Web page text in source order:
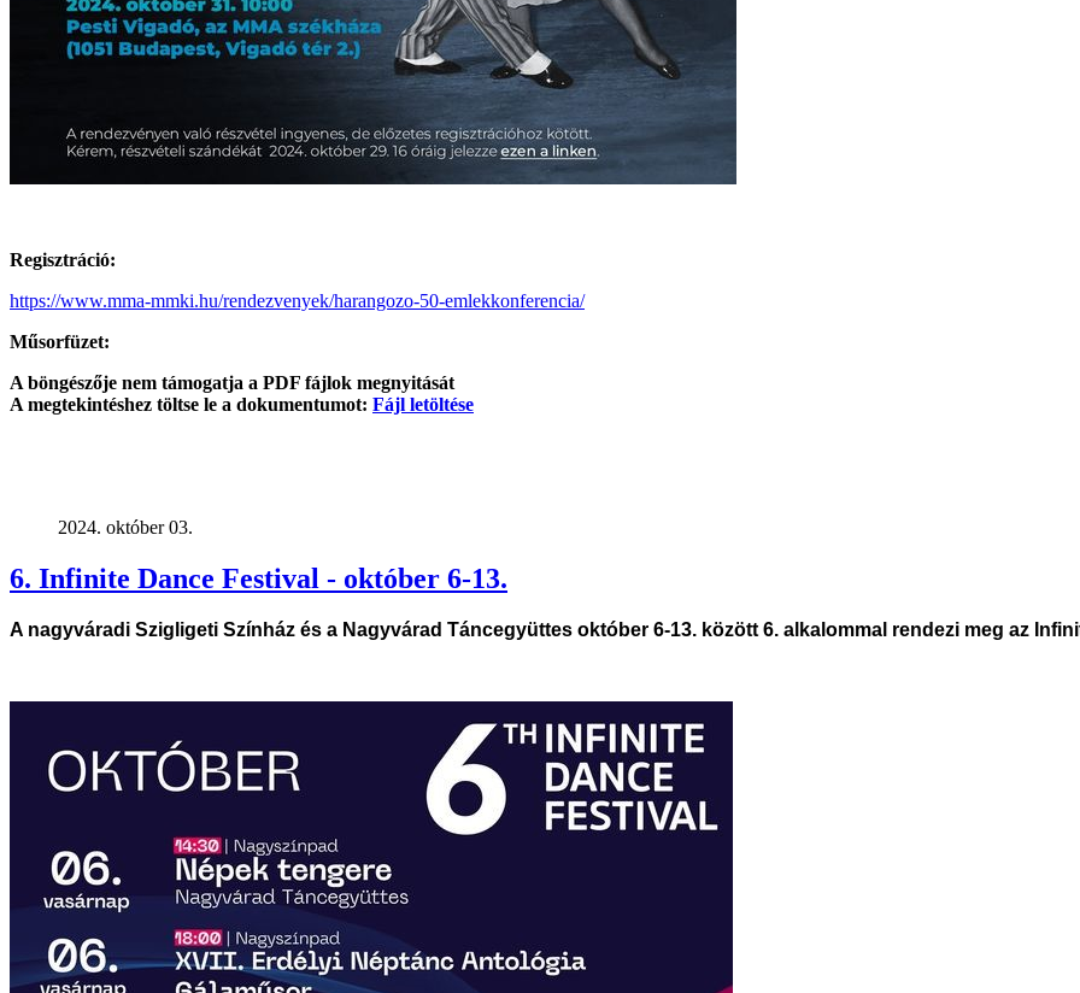
Regisztráció:
https://www.mma-mmki.hu/rendezvenyek/harangozo-50-emlekkonferencia/
Műsorfüzet:
A böngészője nem támogatja a PDF fájlok megnyitását
A megtekintéshez töltse le a dokumentumot: Fájl letöltése
2024. október 03.
6. Infinite Dance Festival - október 6-13.
A nagyváradi Szigligeti Színház és a Nagyvárad Táncegyüttes október 6-13. között 6. alkalommal rendezi meg az